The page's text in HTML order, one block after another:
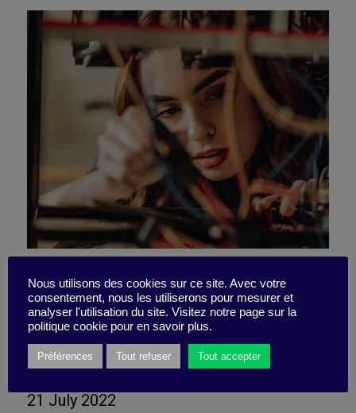
What you need to change to
have a high-performance
blockchain
21 July 2022
Nous utilisons des cookies sur ce site. Avec votre
consentement, nous les utiliserons pour mesurer et
analyser l'utilisation du site. Visitez notre page sur la
politique cookie pour en savoir plus.
Préférences Tout refuser Tout accepter